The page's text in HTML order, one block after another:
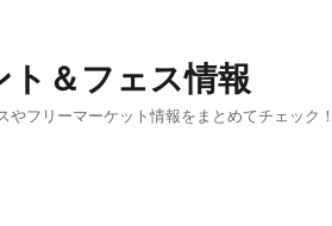
＆フェス情報
フリーマーケット情報をまとめてチェック！